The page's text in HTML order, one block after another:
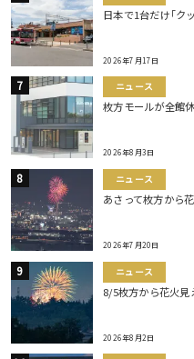
日本で1台だけ｢ク
2026年7月17日
ニュース
枚方モールが全館
2026年8月3日
ニュース
あさって枚方から
2026年7月20日
ニュース
8/5枚方から花火見
2026年8月2日